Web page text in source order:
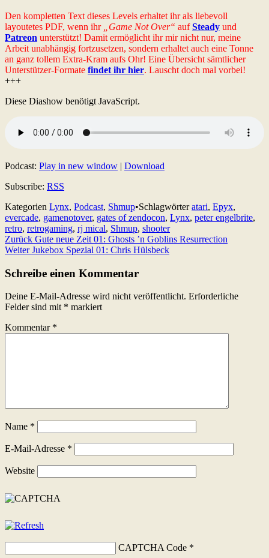
Den kompletten Text dieses Levels erhaltet ihr als liebevoll
layoutetes PDF, wenn ihr
„Game Not Over“ aufSteady und
Patreon unterstützt! Damit ermöglicht ihr mir nicht nur, meine
Arbeit unabhängig fortzusetzen, sondern erhaltet auch eine Tonne
an ganz tollem Extra-Kram aufs Ohr! Eine Übersicht sämtlicher
Unterstützer-Formate findet ihr hier. Lauscht doch mal vorbei!
+++
Diese Diashow benötigt JavaScript.
Podcast: Play in new window | Download
Subscribe: RSS
Kategorien Lynx, Podcast, Shmup•Schlagwörteratari, Epyx,
evercade, gamenotover, gates of zendocon, Lynx, peter engelbrite,
retro, retrogaming, rj mical, Shmup, shooter
Beitragsnavigation
Zurück Gute neue Zeit 01: Ghosts ’n Goblins Resurrection
Weiter Jukebox Spezial 01: Chris Hülsbeck
Schreibe einen Kommentar
Deine E-Mail-Adresse wird nicht veröffentlicht. Erforderliche
Felder sind mit * markiert
Kommentar *
Name *
E-Mail-Adresse *
Website
CAPTCHA Code *